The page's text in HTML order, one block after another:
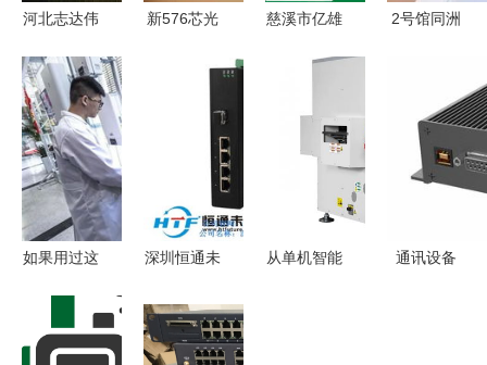
河北志达伟
线 工业材
料的视觉呈
现与应用解
读
新576芯光
片、品牌与
信设备厂供
货优势详解
慈溪市亿雄
备供应，赋
能高效连接
2号馆同洲
通信设备技
术展回顾
如果用过这
了
深圳恒通未
自适应快速
以太网光纤
从单机智能
通讯设备